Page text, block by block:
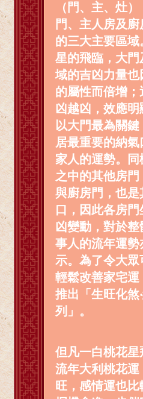
（門、主、灶
門、主人房及
的三大主要區域
星的飛臨，大
域的吉凶力量也
的屬性而倍增
凶越凶，效應
以大門最為關
居最重要的納
家人的運勢。
之中的其他房門
與廚房門，也
口，因此各房
凶變動，對於
事人的流年運
示。為了令大眾
輕鬆改善家宅
推出「生旺化煞
列」。
但凡一白桃花星
流年大利桃花
旺，感情運也